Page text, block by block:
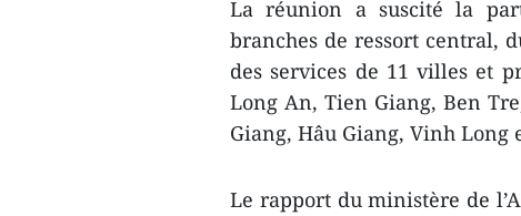
​La réunion a suscité la
branches de ressort central,
des services de 11 villes et
Long An, Tien Giang, Ben
Giang, Hâu Giang, Vinh Long
Le rapport du ministère de